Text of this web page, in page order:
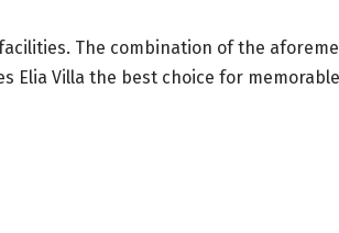
The combination of the
Villa the best choice for